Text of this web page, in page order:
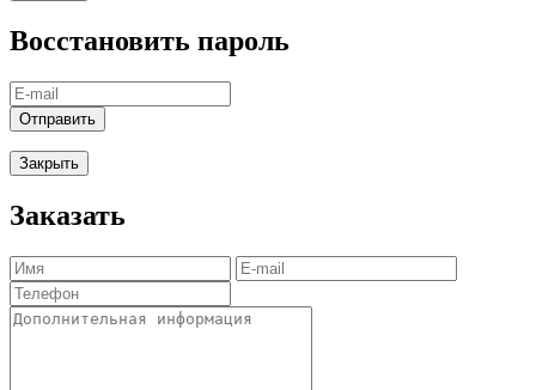
Восстановить пароль
Отправить
Закрыть
Заказать